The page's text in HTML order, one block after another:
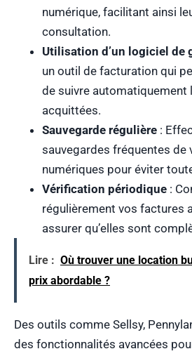
numérique, facilitant ainsi
consultation.
Utilisation d’un logiciel de
un outil de facturation qui
de suivre automatiquement
acquittées.
Sauvegarde régulière :
sauvegardes fréquentes de
numériques pour éviter
Vérification périodique :
régulièrement vos factures
assurer qu’elles sont
Lire : Où trouver une location
prix abordable ?
Des outils comme Sellsy,
des fonctionnalités avancées